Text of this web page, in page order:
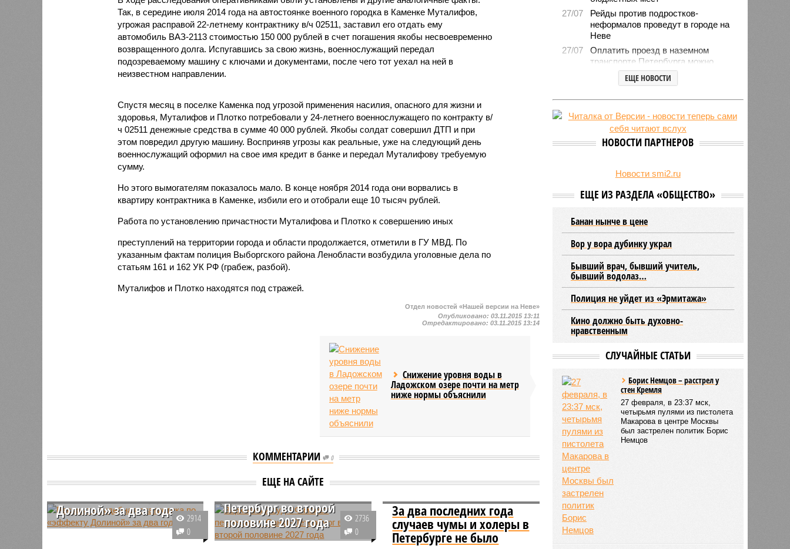
Так, в середине июля 2014 года на автостоянке военного городка в Каменке Муталифов,
угрожая расправой 22-летнему контрактнику в/ч 02511, заставил его отдать ему
автомобиль ВАЗ-2113 стоимостью 150 000 рублей в счет погашения якобы несвоевременно
возвращенного долга. Испугавшись за свою жизнь, военнослужащий передал
подозреваемому машину с ключами и документами, после чего тот уехал на ней в
неизвестном направлении.
Спустя месяц в поселке Каменка под угрозой применения насилия, опасного для жизни и
здоровья, Муталифов и Плотко потребовали у 24-летнего военнослужащего по контракту в/
ч 02511 денежные средства в сумме 40 000 рублей. Якобы солдат совершил ДТП и при
этом повредил другую машину. Восприняв угрозы как реальные, уже на следующий день
военнослужащий оформил на свое имя кредит в банке и передал Муталифову требуемую
сумму.
Но этого вымогателям показалось мало. В конце ноября 2014 года они ворвались в
квартиру контрактника в Каменке, избили его и отобрали еще 10 тысяч рублей.
Работа по установлению причастности Муталифова и Плотко к совершению иных
преступлений на территории города и области продолжается, отметили в ГУ МВД. По
указанным фактам полиция Выборгского района Ленобласти возбудила уголовные дела по
статьям 161 и 162 УК РФ (грабеж, разбой).
Муталифов и Плотко находятся под стражей.
Отдел новостей «Нашей версии на Неве»
Опубликовано:03.11.2015 13:11
Отредактировано:03.11.2015 13:14
Снижение уровня воды в
Ладожском озере почти на метр
ниже нормы объяснили
КОММЕНТАРИИ 0
ЕЩЕ НА САЙТЕ
Раскрыта судебная
Долиной» за два года
В судебных учреждениях
2914
0
Верховный суд РФ может
переехать в Санкт-
Петербург во второй
половине 2027 года
Сроки вероятного завершения
2736
0
За два последних года
случаев чумы и холеры в
Петербурге не было
27/07
Рейды против подростков-
неформалов проведут в городе на
Неве
27/07
Оплатить проезд в наземном
транспорте Петербурга можно
будет по геолокации
Власти поручили сократить сроки
отключения горячей воды в
День ВМФ в Петербурге отметят
без главного военно-морского
парада и салюта
прав предложили ввести в
ЕЩЕ НОВОСТИ
НОВОСТИ ПАРТНЕРОВ
Новости smi2.ru
ЕЩЕ ИЗ РАЗДЕЛА «ОБЩЕСТВО»
Банан нынче в цене
Вор у вора дубинку украл
Бывший врач, бывший учитель,
бывший водолаз…
Полиция не уйдет из «Эрмитажа»
Кино должно быть духовно-
нравственным
СЛУЧАЙНЫЕ СТАТЬИ
Борис Немцов – расстрел у
стен Кремля
27 февраля, в 23:37 мск,
четырьмя пулями из пистолета
Макарова в центре Москвы
был застрелен политик Борис
Немцов